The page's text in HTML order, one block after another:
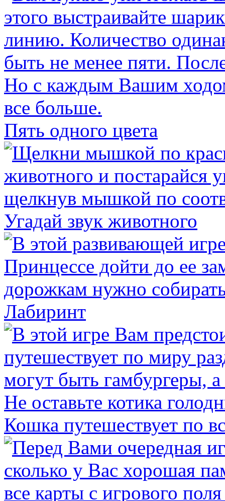
Пять одного цвета
Угадай звук животного
Лабиринт
Кошка путешествует по